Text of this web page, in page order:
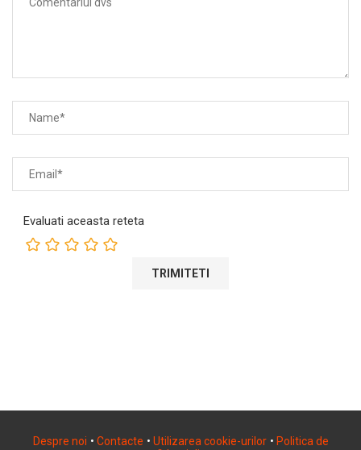
Evaluati aceasta reteta
Despre noi • Contacte • Utilizarea cookie-urilor • Politica de